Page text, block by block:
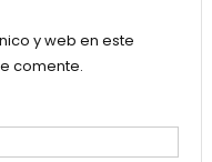
y web en este
comente.